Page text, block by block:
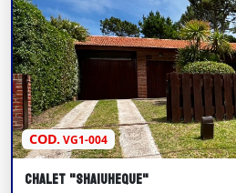
COD.VG1-004
CHALET "SHAIUHEQUE"